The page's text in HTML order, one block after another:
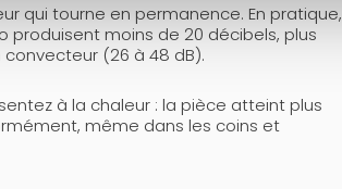
qui tourne en permanence. En pratique,
moins de 20 décibels, plus
(26 à 48 dB).
à la chaleur : la pièce atteint plus
même dans les coins et